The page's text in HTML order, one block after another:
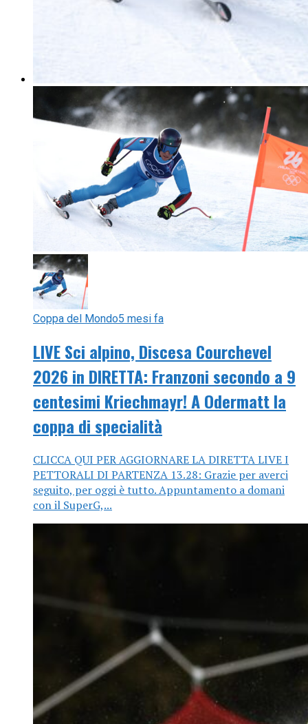
Coppa del Mondo5 mesi fa
LIVE Sci alpino, Discesa Courchevel
2026 in DIRETTA: Franzoni secondo a 9
centesimi Kriechmayr! A Odermatt la
coppa di specialità
CLICCA QUI PER AGGIORNARE LA DIRETTA LIVE I
PETTORALI DI PARTENZA 13.28: Grazie per averci
seguito, per oggi è tutto. Appuntamento a domani
con il SuperG,...